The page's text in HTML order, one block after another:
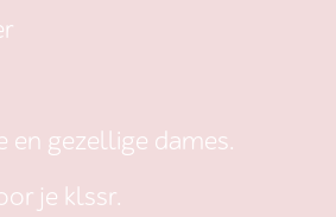
en gezellige dames.
je klssr.